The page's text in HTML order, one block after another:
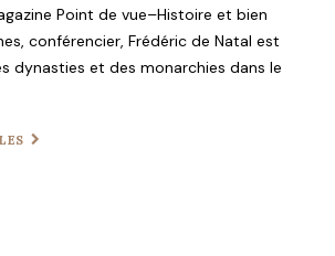
Point de vue–Histoire et bien
conférencier, Frédéric de Natal est
dynasties et des monarchies dans le